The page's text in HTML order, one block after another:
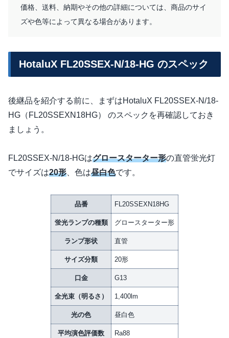
価格、送料、納期やその他の詳細については、商品のサイ
ズや色等によって異なる場合があります。
HotaluX FL20SSEX-N/18-HG のスペック
後継品を紹介する前に、まずはHotaluX FL20SSEX-N/18-
HG（FL20SSEXN18HG） のスペックを再確認しておき
ましょう。
FL20SSEX-N/18-HGはグロースターター形の直管蛍光灯
でサイズは20形 、色は昼白色です。
品番 FL20SSEXN18HG
蛍光ランプの種類 グロースターター形
ランプ形状 直管
サイズ分類 20形
口金 G13
全光束（明るさ） 1,400lm
光の色 昼白色
平均演色評価数 Ra88